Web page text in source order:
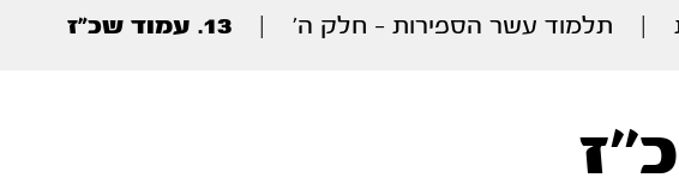
תלמוד עשר הספירות – חלק ה’ 13. עמוד שכ”ז